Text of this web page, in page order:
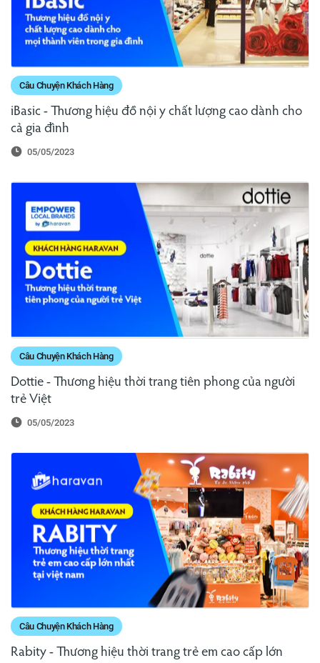
Câu Chuyện Khách Hàng
iBasic - Thương hiệu đồ nội y chất lượng cao dành cho
cả gia đình
05/05/2023
Câu Chuyện Khách Hàng
Dottie - Thương hiệu thời trang tiên phong của người
trẻ Việt
05/05/2023
Câu Chuyện Khách Hàng
Rabity - Thương hiệu thời trang trẻ em cao cấp lớn